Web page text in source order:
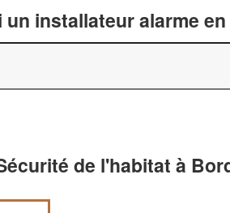
un installateur alarme
de l'habitat à